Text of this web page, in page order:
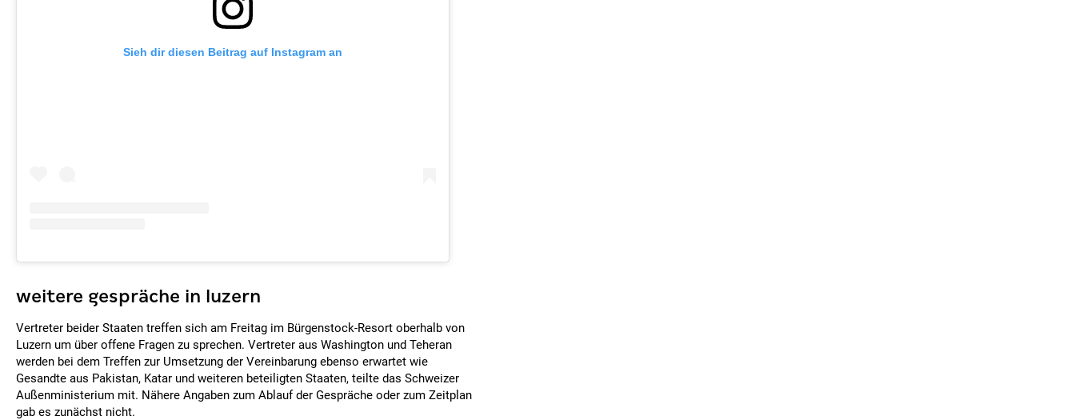
Sieh dir diesen Beitrag auf Instagram an
weitere gespräche in luzern
Vertreter beider Staaten treffen sich am Freitag im Bürgenstock-Resort oberhalb von
Luzern um über offene Fragen zu sprechen. Vertreter aus Washington und Teheran
werden bei dem Treffen zur Umsetzung der Vereinbarung ebenso erwartet wie
Gesandte aus Pakistan, Katar und weiteren beteiligten Staaten, teilte das Schweizer
Außenministerium mit. Nähere Angaben zum Ablauf der Gespräche oder zum Zeitplan
gab es zunächst nicht.